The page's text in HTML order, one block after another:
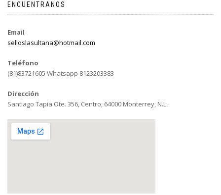
ENCUENTRANOS
Email
selloslasultana@hotmail.com
Teléfono
(81)83721605 Whatsapp 8123203383
Dirección
Santiago Tapia Ote. 356, Centro, 64000 Monterrey, N.L.